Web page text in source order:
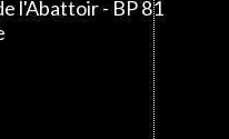
l'Abattoir - BP 81